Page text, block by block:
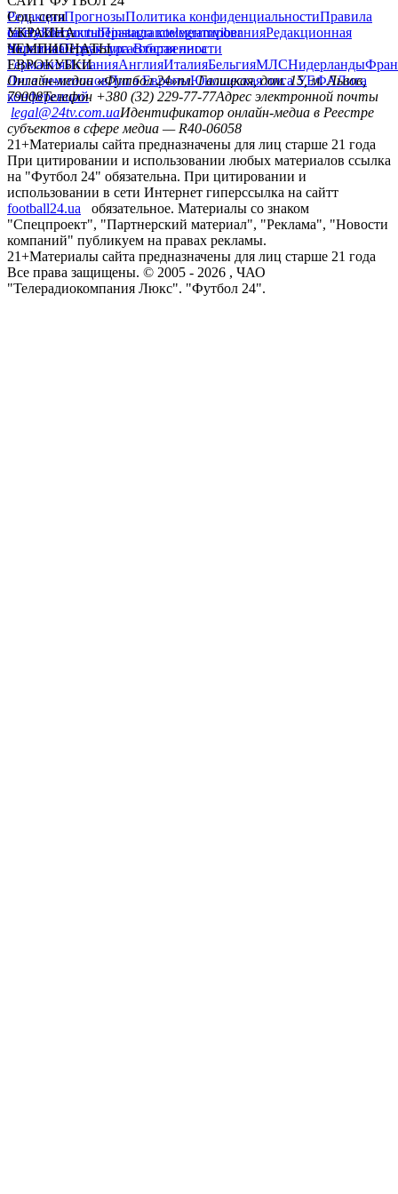
РедакцияПрогнозыПолитика конфиденциальностиПравила
сайтуКонтактыПравила комментированияРедакционная
политикаСтруктура собственности
Соц. сети
facebookxyoutubeinstagramtelegramviber
УКРАИНА
УкраинаПервая лигаВторая лига
ЧЕМПИОНАТЫ
ГерманияИспанияАнглияИталияБельгияМЛСНидерланды
ЕВРОКУБКИ
Лига чемпионовЛига ЕвропыЮношеская лига УЕФАЛига
конференций
Онлайн-медиа «Футбол 24»пл. Галицкая, дом. 15, м. Львов,
79008Телефон +380 (32) 229-77-77Адрес электронной почты
legal@24tv.com.uaИдентификатор онлайн-медиа в Реестре
субъектов в сфере медиа — R40-06058
21+Материалы сайта предназначены для лиц старше 21 года
При цитировании и использовании любых материалов ссылка
на "Футбол 24" обязательна. При цитировании и
использовании в сети Интернет гиперссылка на сайтт
football24.ua
обязательное. Материалы со знаком
"Спецпроект", "Партнерский материал", "Реклама", "Новости
компаний" публикуем на правах рекламы.
21+Материалы сайта предназначены для лиц старше 21 года
Все права защищены. © 2005 - 2026 , ЧАО
"Телерадиокомпания Люкс". "Футбол 24".